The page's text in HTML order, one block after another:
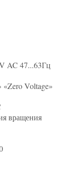
AC 47...63Гц
Voltage»
вращения